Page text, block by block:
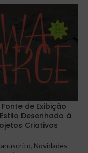
de Exibição
Desenhado à
Criativos
, Novidades